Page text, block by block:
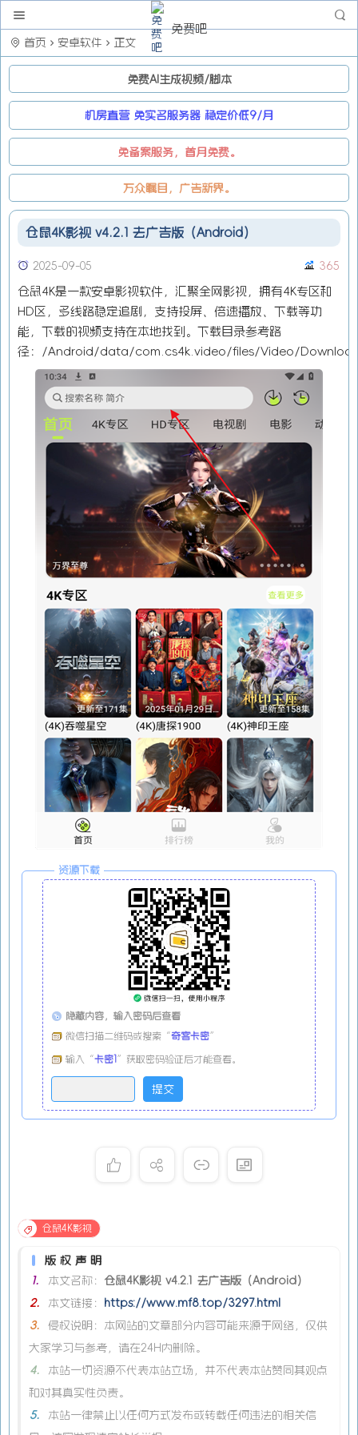
免费吧
首页 安卓软件 正文
免费AI生成视频/脚本
机房直营 免实名服务器 稳定价低9/月
免备案服务，首月免费。
万众瞩目，广告新界。
仓鼠4K影视 v4.2.1 去广告版（Android）
2025-09-05 365
仓鼠4K是一款安卓影视软件，汇聚全网影视，拥有4K专区和
HD区，多线路稳定追剧，支持投屏、倍速播放、下载等功
能，下载的视频支持在本地找到。下载目录参考路
径：/Android/data/com.cs4k.video/files/Video/
资源下载
隐藏内容，输入密码后查看
微信扫描二维码或搜索“奇客卡密”
输入“卡密1 ”获取密码验证后才能查看。
仓鼠4K影视
版权声明
1.
本文名称： 仓鼠4K影视 v4.2.1 去广告版（Android）
2.
本文链接：
https://www.mf8.top/3297.html
3.
侵权说明：本网站的文章部分内容可能来源于网络，仅供
大家学习与参考，请在24H内删除。
4.
本站一切资源不代表本站立场，并不代表本站赞同其观点
和对其真实性负责。
5.
本站一律禁止以任何方式发布或转载任何违法的相关信